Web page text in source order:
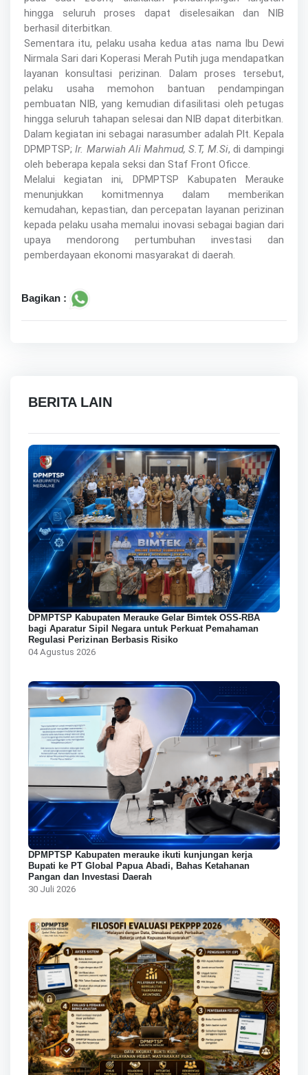
hingga seluruh proses dapat diselesaikan dan NIB
berhasil diterbitkan.
Sementara itu, pelaku usaha kedua atas nama Ibu Dewi
Nirmala Sari dari Koperasi Merah Putih juga mendapatkan
layanan konsultasi perizinan. Dalam proses tersebut,
pelaku usaha memohon bantuan pendampingan
pembuatan NIB, yang kemudian difasilitasi oleh petugas
hingga seluruh tahapan selesai dan NIB dapat diterbitkan.
Dalam kegiatan ini sebagai narasumber adalah Plt. Kepala
DPMPTSP; Ir. Marwiah Ali Mahmud, S.T, M.Si, di dampingi
oleh beberapa kepala seksi dan Staf Front Oficce.
Melalui kegiatan ini, DPMPTSP Kabupaten Merauke
menunjukkan komitmennya dalam memberikan
kemudahan, kepastian, dan percepatan layanan perizinan
kepada pelaku usaha memalui inovasi sebagai bagian dari
upaya mendorong pertumbuhan investasi dan
pemberdayaan ekonomi masyarakat di daerah.
Bagikan :
BERITA LAIN
DPMPTSP Kabupaten Merauke Gelar Bimtek OSS-RBA
bagi Aparatur Sipil Negara untuk Perkuat Pemahaman
Regulasi Perizinan Berbasis Risiko
04 Agustus 2026
DPMPTSP Kabupaten merauke ikuti kunjungan kerja
Bupati ke PT Global Papua Abadi, Bahas Ketahanan
Pangan dan Investasi Daerah
30 Juli 2026